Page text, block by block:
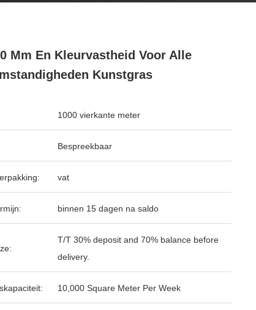
Mm En Kleurvastheid Voor Alle
Kunstgras
1000 vierkante meter
Bespreekbaar
vat
binnen 15 dagen na saldo
T/T 30% deposit and 70% balance before
delivery.
10,000 Square Meter Per Week